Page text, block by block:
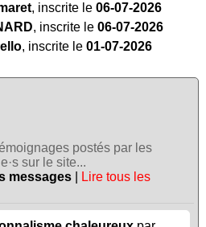
, inscrite le 06-07-2026
, inscrite le 06-07-2026
, inscrite le 01-07-2026
postés par les
sur le site...
messages
Lire tous les